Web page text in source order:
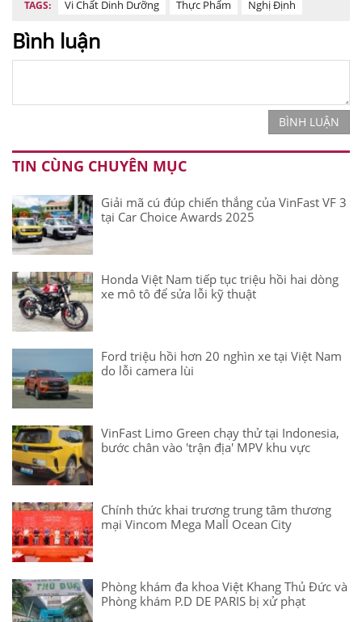
TAGS: Vi Chất Dinh Dưỡng Thực Phẩm Nghị Định
Bình luận
BÌNH LUẬN
TIN CÙNG CHUYÊN MỤC
Giải mã cú đúp chiến thắng của VinFast VF 3
tại Car Choice Awards 2025
Honda Việt Nam tiếp tục triệu hồi hai dòng
xe mô tô để sửa lỗi kỹ thuật
Ford triệu hồi hơn 20 nghìn xe tại Việt Nam
do lỗi camera lùi
VinFast Limo Green chạy thử tại Indonesia,
bước chân vào 'trận địa' MPV khu vực
Chính thức khai trương trung tâm thương
mại Vincom Mega Mall Ocean City
Phòng khám đa khoa Việt Khang Thủ Đức và
Phòng khám P.D DE PARIS bị xử phạt